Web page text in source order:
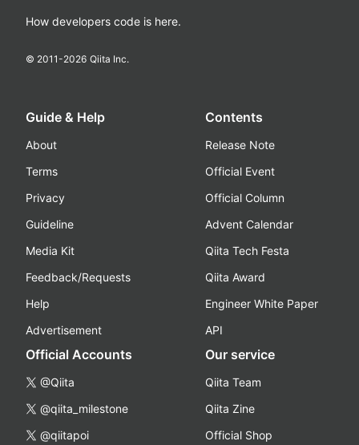
How developers code is here.
© 2011-2026 Qiita Inc.
Guide & Help
About
Terms
Privacy
Guideline
Media Kit
Feedback/Requests
Help
Advertisement
Contents
Release Note
Official Event
Official Column
Advent Calendar
Qiita Tech Festa
Qiita Award
Engineer White Paper
API
Official Accounts
@Qiita
@qiita_milestone
@qiitapoi
Our service
Qiita Team
Qiita Zine
Official Shop